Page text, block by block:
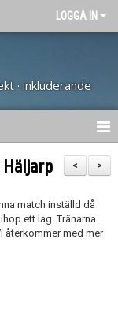
LOGGA IN
· inkluderande
>
<
match inställd då
ett lag. Tränarna
återkommer med mer